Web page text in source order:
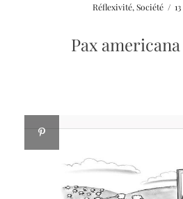
Réflexivité,Société /
Pax americana